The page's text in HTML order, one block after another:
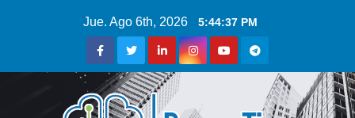
Jue. Ago 6th, 2026 5:44:38 PM